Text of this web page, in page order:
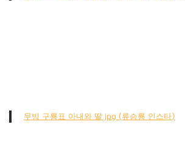
무빙 구룡표 아내와 딸 jpg (류승룡 인스타)